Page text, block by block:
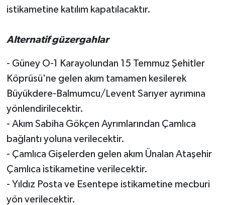
istikametine katılım kapatılacaktır.
Alternatif güzergahlar
- Güney O-1 Karayolundan 15 Temmuz Şehitler
Köprüsü'ne gelen akım tamamen kesilerek
Büyükdere-Balmumcu/Levent Sarıyer ayrımına
yönlendirilecektir.
- Akım Sabiha Gökçen Ayrımlarından Çamlıca
bağlantı yoluna verilecektir.
- Çamlıca Gişelerden gelen akım Ünalan Ataşehir
Çamlıca istikametine verilecektir.
- Yıldız Posta ve Esentepe istikametine mecburi
yön verilecektir.